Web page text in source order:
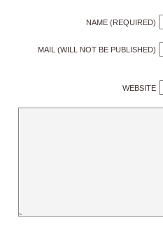
NAME (REQUIRED)
MAIL (WILL NOT BE PUBLISHED)
WEBSITE